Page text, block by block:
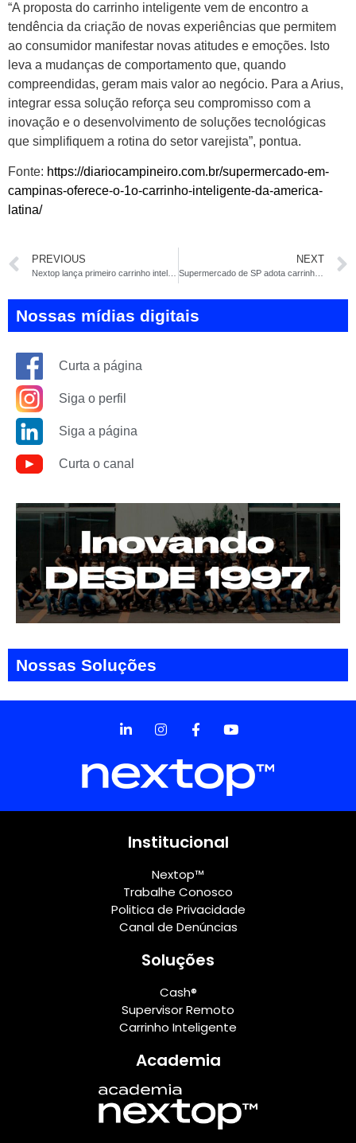
“A proposta do carrinho inteligente vem de encontro a
tendência da criação de novas experiências que permitem
ao consumidor manifestar novas atitudes e emoções. Isto
leva a mudanças de comportamento que, quando
compreendidas, geram mais valor ao negócio. Para a Arius,
integrar essa solução reforça seu compromisso com a
inovação e o desenvolvimento de soluções tecnológicas
que simplifiquem a rotina do setor varejista”, pontua.
Fonte: https://diariocampineiro.com.br/supermercado-em-
campinas-oferece-o-1o-carrinho-inteligente-da-america-
latina/
PREVIOUS NEXT
Supermercado de SP adota carrinho inteligente, que soma e recebe o pagamento das compras
Nossas mídias digitais
Curta a página
Siga o perfil
Siga a página
Curta o canal
Nossas Soluções
Institucional
Nextop™
Trabalhe Conosco
Politica de Privacidade
Canal de Denúncias
Soluções
Cash®
Supervisor Remoto
Carrinho Inteligente
Academia